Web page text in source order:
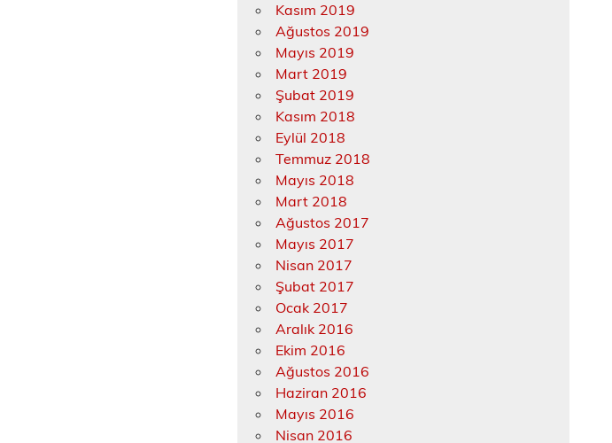
Kasım 2019
Ağustos 2019
Mayıs 2019
Mart 2019
Şubat 2019
Kasım 2018
Eylül 2018
Temmuz 2018
Mayıs 2018
Mart 2018
Ağustos 2017
Mayıs 2017
Nisan 2017
Şubat 2017
Ocak 2017
Aralık 2016
Ekim 2016
Ağustos 2016
Haziran 2016
Mayıs 2016
Nisan 2016